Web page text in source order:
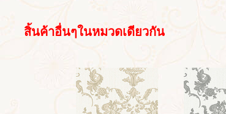
สิ้นค้าอื่นๆในหมวดเดียวกัน